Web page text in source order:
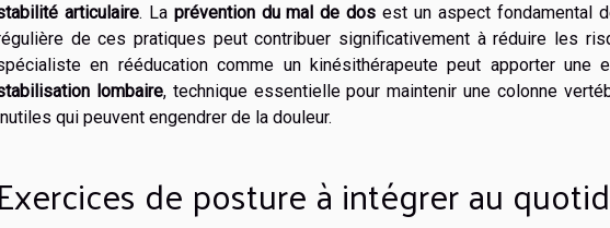
articulaire. La prévention du mal de dos est un aspect fondamental
de ces pratiques peut contribuer significativement à réduire les
en rééducation comme un kinésithérapeute peut apporter une
lombaire, technique essentielle pour maintenir une colonne
qui peuvent engendrer de la douleur.
Exercices de posture à intégrer au